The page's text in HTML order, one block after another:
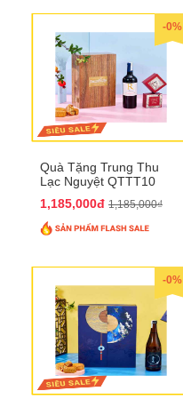
-0%
Quà Tặng Trung Thu
Lạc Nguyệt QTTT10
1,185,000đ 1,185,000₫
-0%